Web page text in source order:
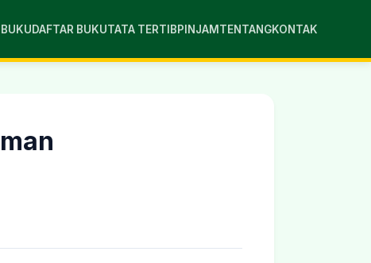
DAFTAR BUKUTATA TERTIBPINJAMTENTANGKONTAK